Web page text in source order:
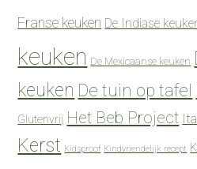
Franse keuken De Indiase
keuken De Mexicaanse keuken
keuken De tuin op tafel
Glutenvrij Het Beb Project
Kerst Kidsproof Kindvriendelijk recept